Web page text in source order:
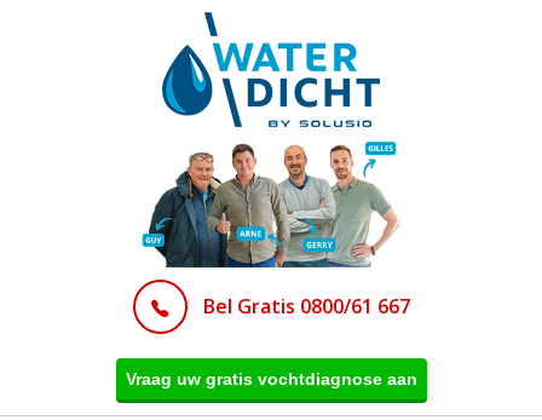
Bel Gratis 0800/61 667
Vraag uw gratis vochtdiagnose aan